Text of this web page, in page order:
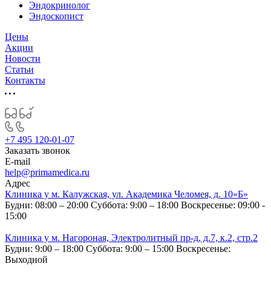
Эндокринолог
Эндоскопист
Цены
Акции
Новости
Статьи
Контакты
+7 495 120-01-07
Заказать звонок
E-mail
help@primamedica.ru
Адрес
Клиника у м. Калужская, ул. Академика Челомея, д. 10«Б»
Будни: 08:00 – 20:00 Суббота: 9:00 – 18:00 Воскресенье: 09:00 -
15:00
Клиника у м. Нагороная, Электролитный пр-д, д.7, к.2, стр.2
Будни: 9:00 – 18:00 Суббота: 9:00 – 15:00 Воскресенье:
Выходной